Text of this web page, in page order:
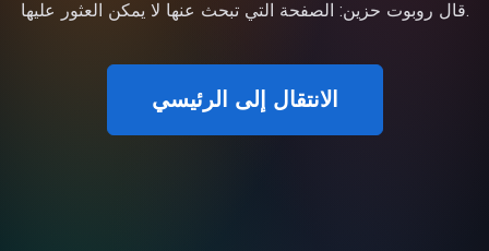
قال روبوت حزين: الصفحة التي تبحث عنها لا يمكن العثور عليها.
الانتقال إلى الرئيسي